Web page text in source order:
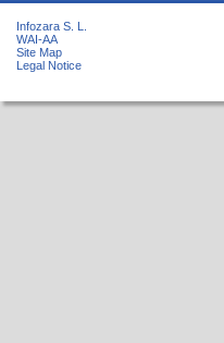
Infozara S. L.
WAI-AA
Site Map
Legal Notice